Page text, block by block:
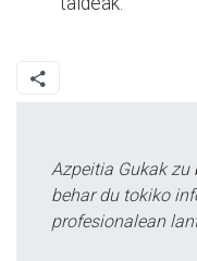
Azpeitia Gukak zu
behar du tokiko
profesionalean